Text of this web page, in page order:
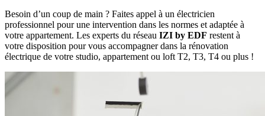
Besoin d’un coup de main ? Faites appel à un électricien
professionnel pour une intervention dans les normes et adaptée à
votre appartement. Les experts du réseau IZI by EDF restent à
votre disposition pour vous accompagner dans la rénovation
électrique de votre studio, appartement ou loft T2, T3, T4 ou plus !